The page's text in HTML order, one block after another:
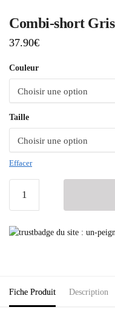
Combi-short Gris
37.90€
Couleur
Taille
Effacer
Fiche Produit Description